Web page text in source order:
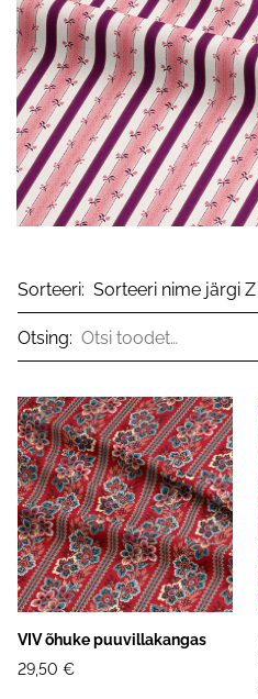
Sorteeri:
Otsing:
VIV õhuke puuvillakangas
29,50 €